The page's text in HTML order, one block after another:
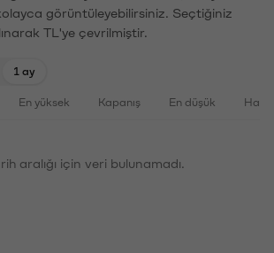
görüntüleyebilirsiniz. Seçtiğiniz
TL'ye çevrilmiştir.
1 ay
En yüksek Kapanış En düşük
aralığı için veri bulunamadı.